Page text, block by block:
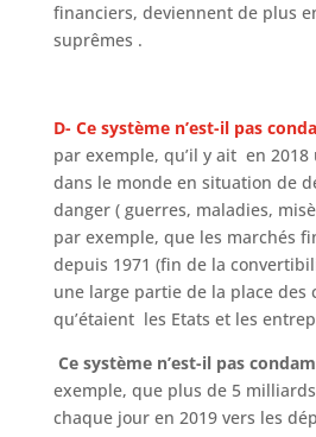
financiers, deviennent de plus
suprêmes .
D- Ce système n’est-il pas
par exemple, qu’il y ait en
dans le monde en situation de
danger ( guerres, maladies,
par exemple, que les marchés
depuis 1971 (fin de la
une large partie de la place des
qu’étaient les Etats et les
Ce système n’est-il pas
exemple, que plus de 5
chaque jour en 2019 vers les